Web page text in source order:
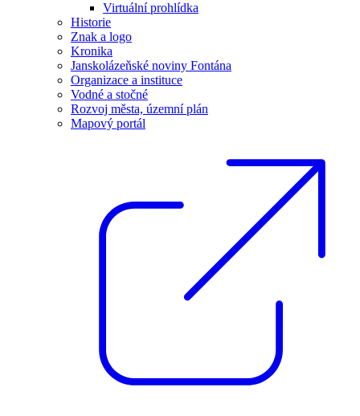
Virtuální prohlídka
Historie
Znak a logo
Kronika
Janskolázeňské noviny Fontána
Organizace a instituce
Vodné a stočné
Rozvoj města, územní plán
Mapový portál